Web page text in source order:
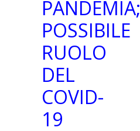
PANDEMIA;
POSSIBILE
RUOLO
DEL
COVID-
19